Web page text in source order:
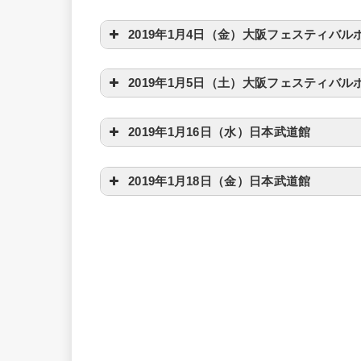
2019年1月4日（金）大阪フェスティバル
2019年1月5日（土）大阪フェスティバル
2019年1月16日（水）日本武道館
2019年1月18日（金）日本武道館